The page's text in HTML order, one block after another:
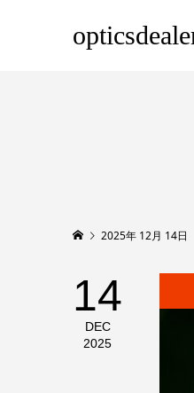
2025年 12月 14日
14
DEC
2025